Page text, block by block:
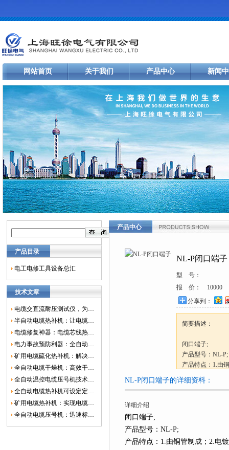
网站首页 关于我们 产品中心 新闻
产品目录
电工电修工具设备总汇
技术文章
电缆交直流耐压测试仪，为电网安全保驾护航
半自动电缆热补机：让电缆修复更简单、更高效！
电缆修复神器：电缆芯线热补机如何保障电网安全？
电力事故预防利器：全自动控温电缆热补机
矿用电缆硫化热补机：解决矿山电缆故障的新选择
全自动电缆干燥机：高效干燥，电缆质量
全自动温控电缆压号机技术革新：数字化标识的新趋势
全自动电缆热补机可设定定时功能，实现自动化热补
矿用电缆热补机：实现电缆故障修复的高效装置
全自动电缆压号机：迅速标识电缆的利器
产品中心
NL-P闭口端子
型 号：
报 价：
10000
分享到：
简要描述：
闭口端子;
产品型号：NL-P;
产品特点：1.由
130℃）
NL-P闭口端子的详细资料：
详细介绍
闭口端子;
产品型号：NL-P;
产品特点：1.由铜管制成；2.电